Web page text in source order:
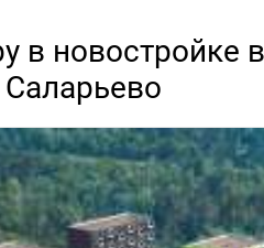
в новостройке